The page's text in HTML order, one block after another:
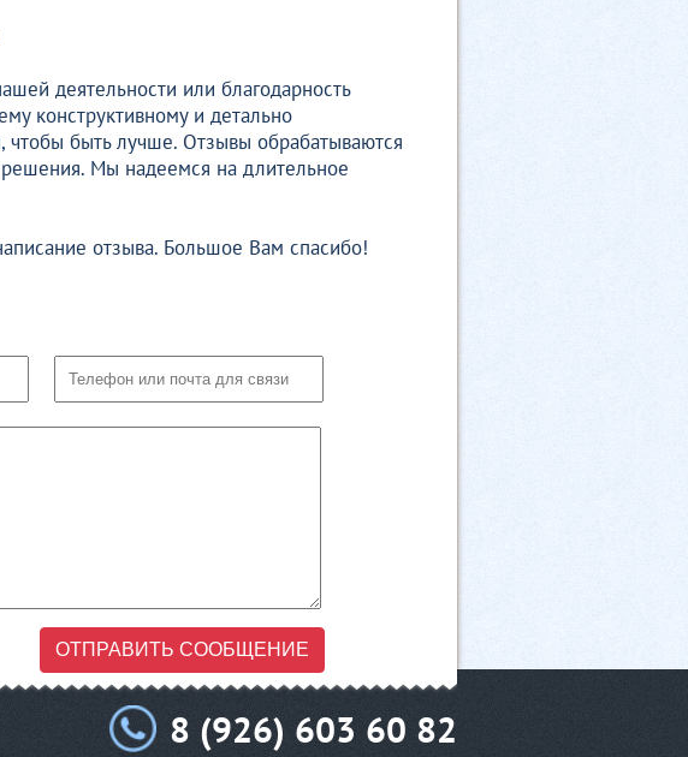
деятельности или благодарность
конструктивному и детально
чтобы быть лучше. Отзывы обрабатываются
Мы надеемся на длительное
отзыва. Большое Вам спасибо!
ОТПРАВИТЬ СООБЩЕНИЕ
8 (926) 603 60 82